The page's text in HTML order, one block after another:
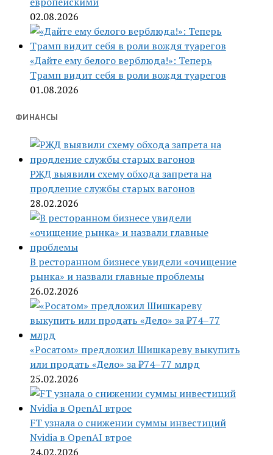
02.08.2026
«Дайте ему белого верблюда!»: Теперь
Трамп видит себя в роли вождя туарегов
01.08.2026
ФИНАНСЫ
РЖД выявили схему обхода запрета на
продление службы старых вагонов
28.02.2026
В ресторанном бизнесе увидели «очищение
рынка» и назвали главные проблемы
26.02.2026
«Росатом» предложил Шишкареву выкупить
или продать «Дело» за ₽74–77 млрд
25.02.2026
FT узнала о снижении суммы инвестиций
Nvidia в OpenAI втрое
24.02.2026